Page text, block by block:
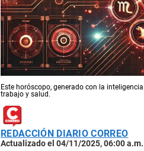
Este horóscopo, generado con la
trabajo y salud.
REDACCIÓN DIARIO CORREO
Actualizado el 04/11/2025, 06:00 a.m.